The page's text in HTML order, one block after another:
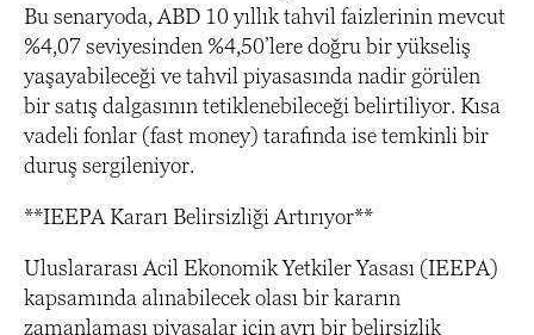
Bu senaryoda, ABD 10 yıllık tahvil faizlerinin mevcut
%4,07 seviyesinden %4,50’lere doğru bir yükseliş
yaşayabileceği ve tahvil piyasasında nadir görülen
bir satış dalgasının tetiklenebileceği belirtiliyor. Kısa
vadeli fonlar (fast money) tarafında ise temkinli bir
duruş sergileniyor.
**IEEPA Kararı Belirsizliği Artırıyor**
Uluslararası Acil Ekonomik Yetkiler Yasası (IEEPA)
kapsamında alınabilecek olası bir kararın
zamanlaması piyasalar için ayrı bir belirsizlik